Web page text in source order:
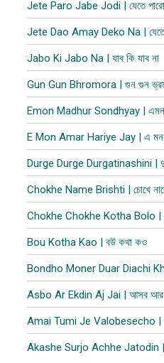
Jete Paro Jabe Jodi | যেতে পারো
Jete Dao Amay Deko Na | যেতে
Jabo Ki Jabo Na | যাব কি যাব না
Gun Gun Bhromora | গুন গুন
Emon Madhur Sondhyay | এমন
E Mon Amar Hariye Jay | এ মন
Durge Durge Durgatinashini | দুর্গে
Chokhe Name Brishti | চোখে নামে
Chokhe Chokhe Kotha Bolo |
Bou Kotha Kao | বউ কথা কও
Bondho Moner Duar Diachi
Asbo Ar Ekdin Aj Jai | আসব আর
Amai Tumi Je Valobesecho |
Akashe Surjo Achhe Jatodin |